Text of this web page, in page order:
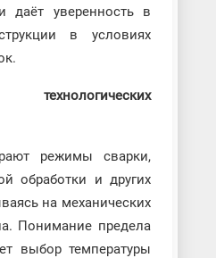
даёт уверенность в
в условиях
режимы сварки,
обработки и других
на механических
Понимание предела
выбор температуры